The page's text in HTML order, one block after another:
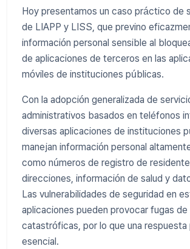
Hoy presentamos un caso práctico de
de LIAPP y LISS, que previno
información personal sensible al
de aplicaciones de terceros en las
móviles de instituciones públicas.
Con la adopción generalizada de
administrativos basados ​​en teléfonos
diversas aplicaciones de instituciones
manejan información personal
como números de registro de
direcciones, información de salud y
Las vulnerabilidades de seguridad en
aplicaciones pueden provocar fugas
catastróficas, por lo que una respuesta
esencial.